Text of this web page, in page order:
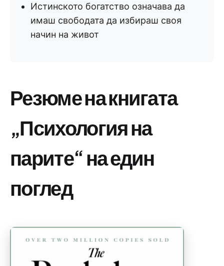
Истинското богатство означава да
имаш свободата да избираш своя
начин на живот
Резюме на книгата
„Психология на
парите“ на един
поглед